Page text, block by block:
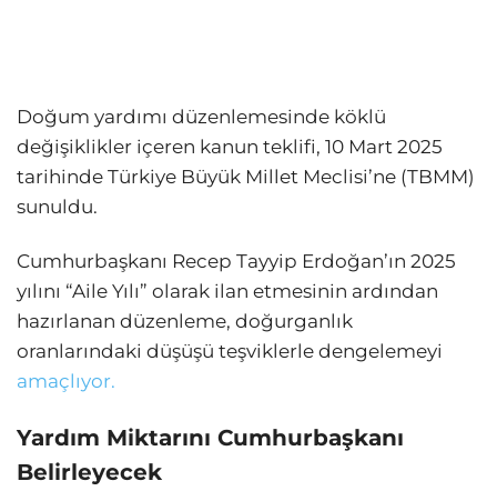
Doğum yardımı düzenlemesinde köklü
değişiklikler içeren kanun teklifi, 10 Mart 2025
tarihinde Türkiye Büyük Millet Meclisi’ne (TBMM)
sunuldu.
Cumhurbaşkanı Recep Tayyip Erdoğan’ın 2025
yılını “Aile Yılı” olarak ilan etmesinin ardından
hazırlanan düzenleme, doğurganlık
oranlarındaki düşüşü teşviklerle dengelemeyi
amaçlıyor.
Yardım Miktarını Cumhurbaşkanı
Belirleyecek